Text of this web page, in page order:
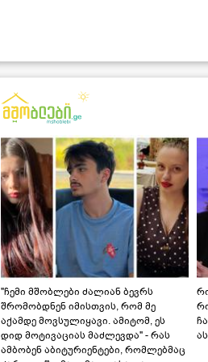
"ჩემი მშობლები ძალიან ბევრს
შრომობდნენ იმისთვის, რომ მე
აქამდე მოვსულიყავი. ამიტომ, ეს
დიდ მოტივაციას მაძლევდა" - რას
ამბობენ აბიტურიენტები, რომლებმაც